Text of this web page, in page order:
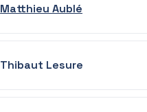
Matthieu Aublé
Thibaut Lesure